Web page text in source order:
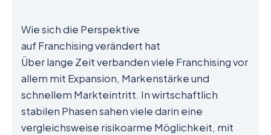
Wie sich die Perspektive
auf Franchising verändert hat
Über lange Zeit verbanden viele Franchising vor
allem mit Expansion, Markenstärke und
schnellem Markteintritt. In wirtschaftlich
stabilen Phasen sahen viele darin eine
vergleichsweise risikoarme Möglichkeit, mit